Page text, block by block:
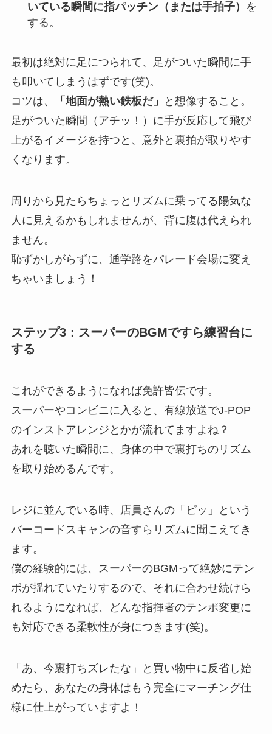
いている瞬間に指パッチン（または手拍子）
を
する。
最初は絶対に足につられて、足がついた瞬間に手
も叩いてしまうはずです(笑)。
コツは、
「地面が熱い鉄板だ」
と想像すること。
足がついた瞬間（アチッ！）に手が反応して飛び
上がるイメージを持つと、意外と裏拍が取りやす
くなります。
周りから見たらちょっとリズムに乗ってる陽気な
人に見えるかもしれませんが、背に腹は代えられ
ません。
恥ずかしがらずに、通学路をパレード会場に変え
ちゃいましょう！
ステップ3：スーパーのBGMですら練習台に
する
これができるようになれば免許皆伝です。
スーパーやコンビニに入ると、有線放送でJ-POP
のインストアレンジとかが流れてますよね？
あれを聴いた瞬間に、身体の中で裏打ちのリズム
を取り始めるんです。
レジに並んでいる時、店員さんの「ピッ」という
バーコードスキャンの音すらリズムに聞こえてき
ます。
僕の経験的には、スーパーのBGMって絶妙にテン
ポが揺れていたりするので、それに合わせ続けら
れるようになれば、どんな指揮者のテンポ変更に
も対応できる柔軟性が身につきます(笑)。
「あ、今裏打ちズレたな」と買い物中に反省し始
めたら、あなたの身体はもう完全にマーチング仕
様に仕上がっていますよ！